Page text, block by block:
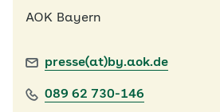
AOK Bayern
presse(at)by.aok.de
089 62 730-146